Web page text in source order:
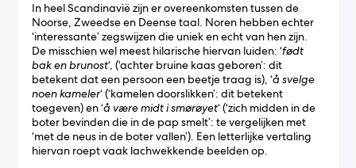
In heel Scandinavië zijn er overeenkomsten tussen de
Noorse, Zweedse en Deense taal. Noren hebben echter
‘interessante’ zegswijzen die uniek en echt van hen zijn.
De misschien wel meest hilarische hiervan luiden: ‘født
bak en brunost‘, (‘achter bruine kaas geboren’: dit
betekent dat een persoon een beetje traag is), ‘å svelge
noen kameler‘ (‘kamelen doorslikken’: dit betekent
toegeven) en ‘å være midt i smørøyet‘ (‘zich midden in de
boter bevinden die in de pap smelt’: te vergelijken met
‘met de neus in de boter vallen’). Een letterlijke vertaling
hiervan roept vaak lachwekkende beelden op.